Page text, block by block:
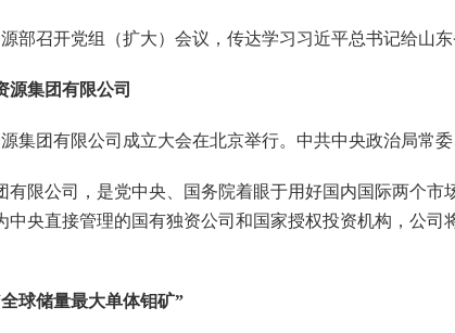
召开党组（扩大）会议，传达学习习近平总书记给山东
集团有限公司
团有限公司成立大会在北京举行。中共中央政治局常委
公司，是党中央、国务院着眼于用好国内国际两个市
中央直接管理的国有独资公司和国家授权投资机构，公
球储量最大单体钼矿”